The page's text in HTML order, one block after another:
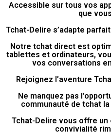
Accessible sur tous vos
que
Tchat-Delire s’adapte
Notre tchat direct est
tablettes et ordinateurs,
vos conversations
Rejoignez l’aventure
Ne manquez pas
communauté de tchat
Tchat-Delire vous offre
convivialité